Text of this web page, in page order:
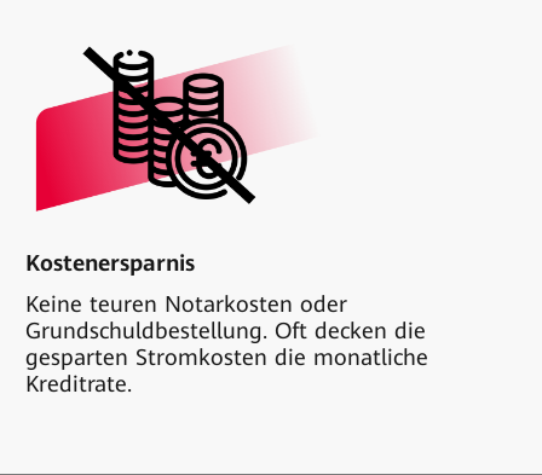
Kostenersparnis
Keine teuren Notarkosten oder
Grundschuldbestellung. Oft decken die
gesparten Stromkosten die monatliche
Kreditrate.